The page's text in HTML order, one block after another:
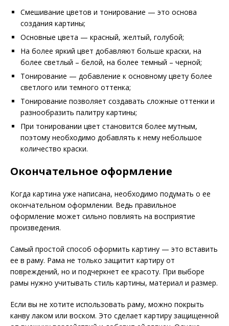
Смешивание цветов и тонирование — это основа
создания картины;
Основные цвета — красный, желтый, голубой;
На более яркий цвет добавляют больше краски, на
более светлый – белой, на более темный – черной;
Тонирование — добавление к основному цвету более
светлого или темного оттенка;
Тонирование позволяет создавать сложные оттенки и
разнообразить палитру картины;
При тонировании цвет становится более мутным,
поэтому необходимо добавлять к нему небольшое
количество краски.
Окончательное оформление
Когда картина уже написана, необходимо подумать о ее
окончательном оформлении. Ведь правильное
оформление может сильно повлиять на восприятие
произведения.
Самый простой способ оформить картину — это вставить
ее в раму. Рама не только защитит картиру от
повреждений, но и подчеркнет ее красоту. При выборе
рамы нужно учитывать стиль картины, материал и размер.
Если вы не хотите использовать раму, можно покрыть
канву лаком или воском. Это сделает картиру защищенной